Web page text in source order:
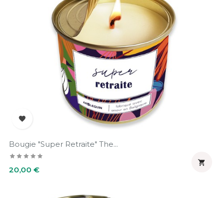

Bougie "Super Retraite" The...
Prix
20,00 €
